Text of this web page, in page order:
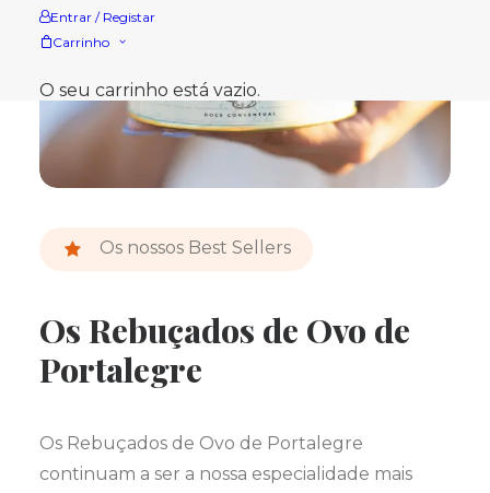
Entrar / Registar
Carrinho
O seu carrinho está vazio.
Os nossos Best Sellers
Os Rebuçados de Ovo de
Portalegre
Os Rebuçados de Ovo de Portalegre
continuam a ser a nossa especialidade mais